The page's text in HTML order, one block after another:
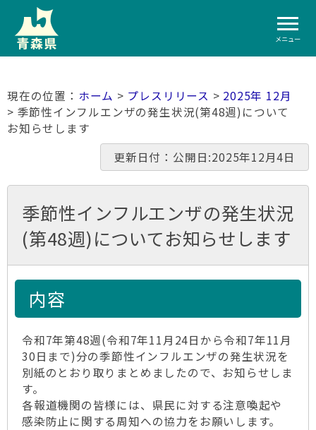
メニュー
ホーム > プレスリリース > 2025年 12月
> 季節性インフルエンザの発生状況(第48週)について
お知らせします
更新日付：公開日:2025年12月4日
季節性インフルエンザの発生状況
(第48週)についてお知らせします
内容
令和7年第48週(令和7年11月24日から令和7年11月
30日まで)分の季節性インフルエンザの発生状況を
別紙のとおり取りまとめましたので、お知らせしま
す。
各報道機関の皆様には、県民に対する注意喚起や
感染防止に関する周知への協力をお願いします。